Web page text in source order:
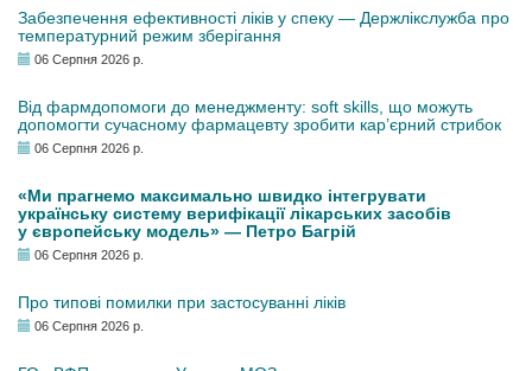
Забезпечення ефективності ліків у спеку — Держлікслужба про
температурний режим зберігання
06 Серпня 2026 р.
Від фармдопомоги до менеджменту: soft skills, що можуть
допомогти сучасному фармацевту зробити кар’єрний стрибок
06 Серпня 2026 р.
«Ми прагнемо максимально швидко інтегрувати
українську систему верифікації лікарських засобів
у європейську модель» — Петро Багрій
06 Серпня 2026 р.
Про типові помилки при застосуванні ліків
06 Серпня 2026 р.